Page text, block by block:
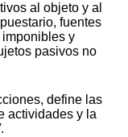
al objeto y al
fuentes
y
pasivos no
define las
actividades y la